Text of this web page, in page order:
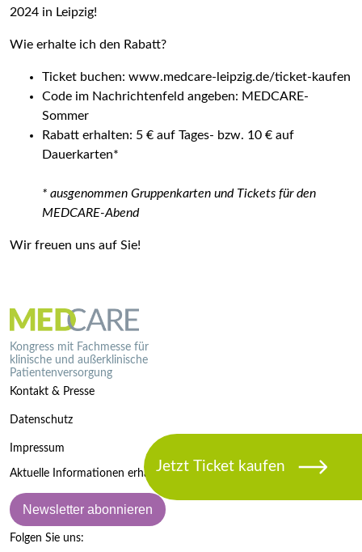
2024 in Leipzig!
Wie erhalte ich den Rabatt?
Ticket buchen: www.medcare-leipzig.de/ticket-kaufen
Code im Nachrichtenfeld angeben: MEDCARE-
Sommer
Rabatt erhalten: 5 € auf Tages- bzw. 10 € auf
Dauerkarten*
* ausgenommen Gruppenkarten und Tickets für den
MEDCARE-Abend
Wir freuen uns auf Sie!
Kongress mit Fachmesse für
klinische und außerklinische
Patientenversorgung
Kontakt & Presse
Datenschutz
Impressum
Aktuelle Informationen erhalten:
Newsletter abonnieren
Folgen Sie uns: